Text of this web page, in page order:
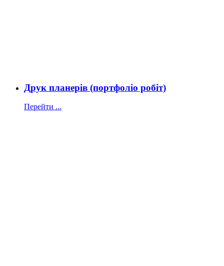
Друк планерів (портфоліо робіт)
Перейти ...